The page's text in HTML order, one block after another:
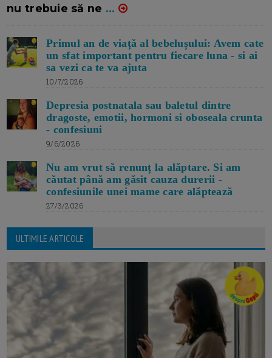
nu trebuie să ne ...
Primul an de viață al bebelușului: Avem cate
un sfat important pentru fiecare luna - si ai
sa vezi ca te va ajuta
10/7/2026
Depresia postnatala sau baletul dintre
dragoste, emotii, hormoni si oboseala crunta
- confesiuni
9/6/2026
Nu am vrut să renunț la alăptare. Si am
căutat până am găsit cauza durerii -
confesiunile unei mame care alăptează
27/3/2026
ULTIMILE ARTICOLE